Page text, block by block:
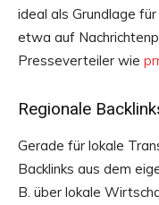
ideal als Grundlage
etwa auf
Presseverteiler wie
Regionale
Gerade für lokale
Backlinks aus dem
B. über lokale